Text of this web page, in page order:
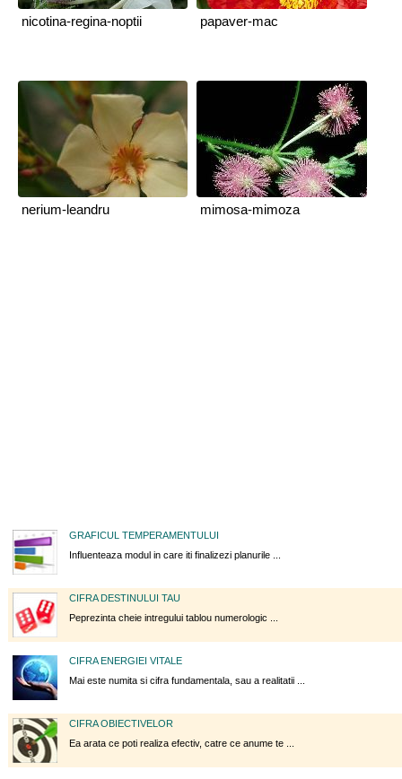
nicotina-regina-noptii papaver-mac
nerium-leandru mimosa-mimoza
GRAFICUL TEMPERAMENTULUI
Influenteaza modul in care iti finalizezi planurile ...
CIFRA DESTINULUI TAU
Peprezinta cheie intregului tablou numerologic ...
CIFRA ENERGIEI VITALE
Mai este numita si cifra fundamentala, sau a realitatii ...
CIFRA OBIECTIVELOR
Ea arata ce poti realiza efectiv, catre ce anume te ...